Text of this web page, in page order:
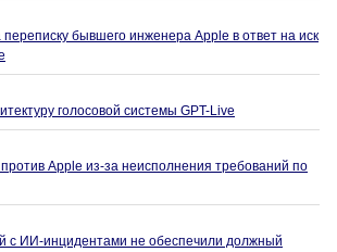
переписку бывшего инженера Apple в ответ на иск
голосовой системы GPT-Live
Apple из-за неисполнения требований по
с ИИ-инцидентами не обеспечили должный